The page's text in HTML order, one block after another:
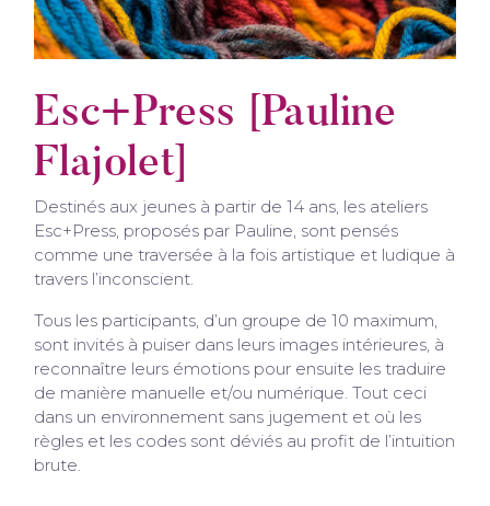
Esc+Press [Pauline
Flajolet]
Destinés aux jeunes à partir de 14 ans, les ateliers
Esc+Press, proposés par Pauline, sont pensés
comme une traversée à la fois artistique et ludique à
travers l’inconscient.
Tous les participants, d’un groupe de 10 maximum,
sont invités à puiser dans leurs images intérieures, à
reconnaître leurs émotions pour ensuite les traduire
de manière manuelle et/ou numérique. Tout ceci
dans un environnement sans jugement et où les
règles et les codes sont déviés au profit de l’intuition
brute.